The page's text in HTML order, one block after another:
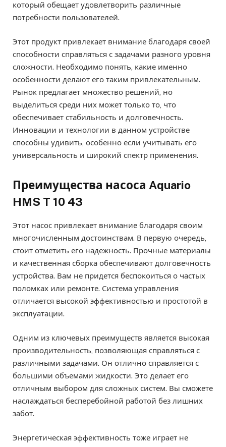
который обещает удовлетворить различные
потребности пользователей.
Этот продукт привлекает внимание благодаря своей
способности справляться с задачами разного уровня
сложности. Необходимо понять, какие именно
особенности делают его таким привлекательным.
Рынок предлагает множество решений, но
выделиться среди них может только то, что
обеспечивает стабильность и долговечность.
Инновации и технологии в данном устройстве
способны удивить, особенно если учитывать его
универсальность и широкий спектр применения.
Преимущества насоса Aquario
HMS T 10 43
Этот насос привлекает внимание благодаря своим
многочисленным достоинствам. В первую очередь,
стоит отметить его надежность. Прочные материалы
и качественная сборка обеспечивают долговечность
устройства. Вам не придется беспокоиться о частых
поломках или ремонте. Система управления
отличается высокой эффективностью и простотой в
эксплуатации.
Одним из ключевых преимуществ является высокая
производительность, позволяющая справляться с
различными задачами. Он отлично справляется с
большими объемами жидкости. Это делает его
отличным выбором для сложных систем. Вы сможете
наслаждаться бесперебойной работой без лишних
забот.
Энергетическая эффективность тоже играет не